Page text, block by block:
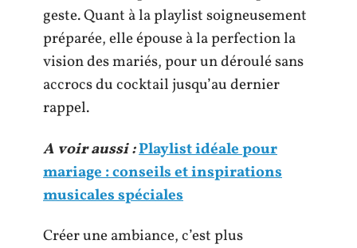
geste. Quant à la playlist soigneusement
préparée, elle épouse à la perfection la
vision des mariés, pour un déroulé sans
accrocs du cocktail jusqu’au dernier
rappel.
A voir aussi :Playlist idéale pour
mariage : conseils et inspirations
musicales spéciales
Créer une ambiance, c’est plus